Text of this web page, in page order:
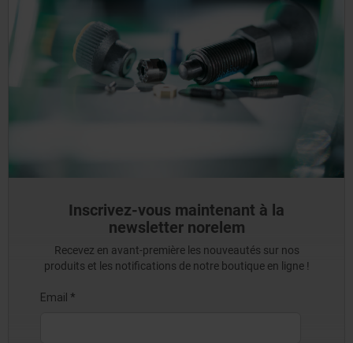
Inscrivez-vous maintenant à la
newsletter norelem
Recevez en avant-première les nouveautés sur nos
produits et les notifications de notre boutique en ligne !